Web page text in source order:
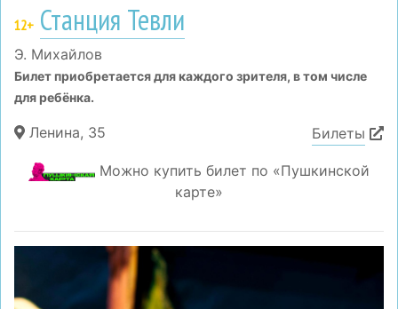
12+ Станция Тевли
Э. Михайлов
Билет приобретается для каждого зрителя, в том числе
для ребёнка.
Ленина, 35 Билеты
Можно купить билет по «Пушкинской
карте»